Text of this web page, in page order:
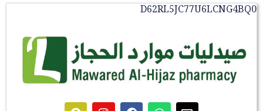
D62RL5JC77U6LCNG4BQ0